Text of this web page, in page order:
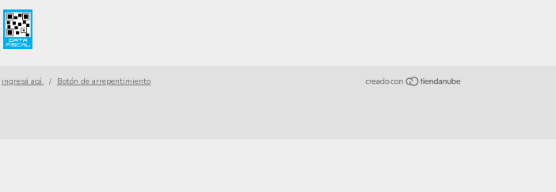
ingresá acá. / Botón de arrepentimiento